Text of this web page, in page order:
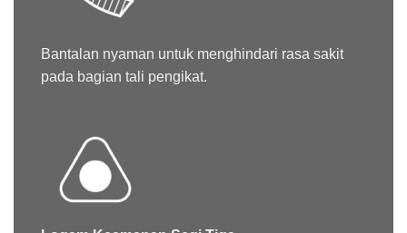
Bantalan nyaman untuk menghindari rasa sakit
pada bagian tali pengikat.